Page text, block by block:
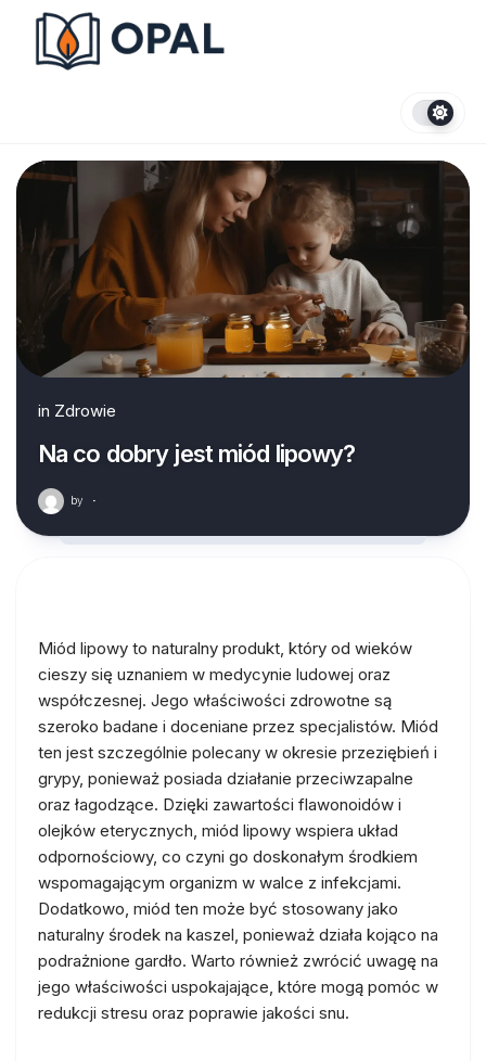
content
in Zdrowie
Na co dobry jest miód lipowy?
by ·
Miód lipowy to naturalny produkt, który od wieków
cieszy się uznaniem w medycynie ludowej oraz
współczesnej. Jego właściwości zdrowotne są
szeroko badane i doceniane przez specjalistów. Miód
ten jest szczególnie polecany w okresie przeziębień i
grypy, ponieważ posiada działanie przeciwzapalne
oraz łagodzące. Dzięki zawartości flawonoidów i
olejków eterycznych, miód lipowy wspiera układ
odpornościowy, co czyni go doskonałym środkiem
wspomagającym organizm w walce z infekcjami.
Dodatkowo, miód ten może być stosowany jako
naturalny środek na kaszel, ponieważ działa kojąco na
podrażnione gardło. Warto również zwrócić uwagę na
jego właściwości uspokajające, które mogą pomóc w
redukcji stresu oraz poprawie jakości snu.